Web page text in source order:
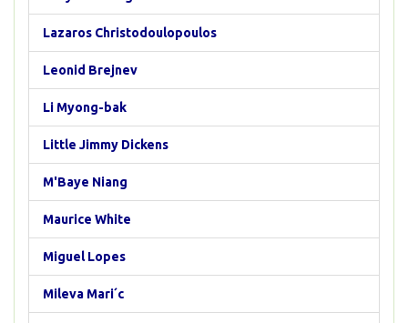
Lazaros Christodoulopoulos
Leonid Brejnev
Li Myong-bak
Little Jimmy Dickens
M'Baye Niang
Maurice White
Miguel Lopes
Mileva Mari´c